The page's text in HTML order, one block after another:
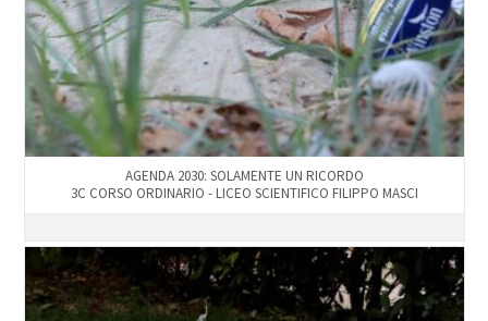
AGENDA 2030: SOLAMENTE UN RICORDO
3C CORSO ORDINARIO - LICEO SCIENTIFICO FILIPPO MASCI